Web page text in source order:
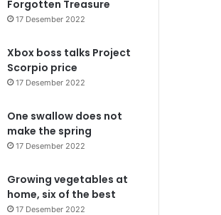
Forgotten Treasure
17 Desember 2022
Xbox boss talks Project
Scorpio price
17 Desember 2022
One swallow does not
make the spring
17 Desember 2022
Growing vegetables at
home, six of the best
17 Desember 2022